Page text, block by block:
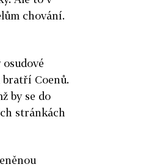
chování.
bratří Coenů.
by se do
stránkách